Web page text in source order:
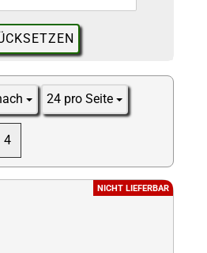
24 pro Seite
pro Seite
4
NICHT LIEFERBAR